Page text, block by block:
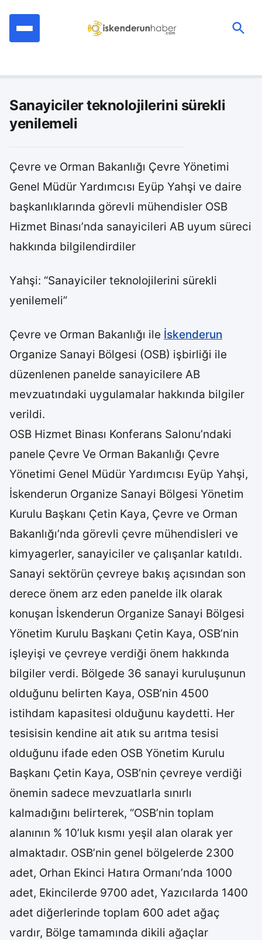
Sanayiciler teknolojilerini sürekli
yenilemeli
Çevre ve Orman Bakanlığı Çevre Yönetimi
Genel Müdür Yardımcısı Eyüp Yahşi ve daire
başkanlıklarında görevli mühendisler OSB
Hizmet Binası’nda sanayicileri AB uyum süreci
hakkında bilgilendirdiler
Yahşi: “Sanayiciler teknolojilerini sürekli
yenilemeli”
Çevre ve Orman Bakanlığı ile İskenderun
Organize Sanayi Bölgesi (OSB) işbirliği ile
düzenlenen panelde sanayicilere AB
mevzuatındaki uygulamalar hakkında bilgiler
verildi.
OSB Hizmet Binası Konferans Salonu’ndaki
panele Çevre Ve Orman Bakanlığı Çevre
Yönetimi Genel Müdür Yardımcısı Eyüp Yahşi,
İskenderun Organize Sanayi Bölgesi Yönetim
Kurulu Başkanı Çetin Kaya, Çevre ve Orman
Bakanlığı’nda görevli çevre mühendisleri ve
kimyagerler, sanayiciler ve çalışanlar katıldı.
Sanayi sektörün çevreye bakış açısından son
derece önem arz eden panelde ilk olarak
konuşan İskenderun Organize Sanayi Bölgesi
Yönetim Kurulu Başkanı Çetin Kaya, OSB’nin
işleyişi ve çevreye verdiği önem hakkında
bilgiler verdi. Bölgede 36 sanayi kuruluşunun
olduğunu belirten Kaya, OSB’nin 4500
istihdam kapasitesi olduğunu kaydetti. Her
tesisisin kendine ait atık su arıtma tesisi
olduğunu ifade eden OSB Yönetim Kurulu
Başkanı Çetin Kaya, OSB’nin çevreye verdiği
önemin sadece mevzuatlarla sınırlı
kalmadığını belirterek, “OSB’nin toplam
alanının % 10’luk kısmı yeşil alan olarak yer
almaktadır. OSB’nin genel bölgelerde 2300
adet, Orhan Ekinci Hatıra Ormanı’nda 1000
adet, Ekincilerde 9700 adet, Yazıcılarda 1400
adet diğerlerinde toplam 600 adet ağaç
vardır, Bölge tamamında dikili ağaçlar